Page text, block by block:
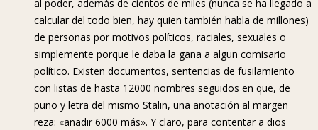
al poder, además de cientos de miles (nunca se ha llegado a
calcular del todo bien, hay quien también habla de millones)
de personas por motivos políticos, raciales, sexuales o
simplemente porque le daba la gana a algun comisario
político. Existen documentos, sentencias de fusilamiento
con listas de hasta 12000 nombres seguidos en que, de
puño y letra del mismo Stalin, una anotación al margen
reza: «añadir 6000 más». Y claro, para contentar a dios